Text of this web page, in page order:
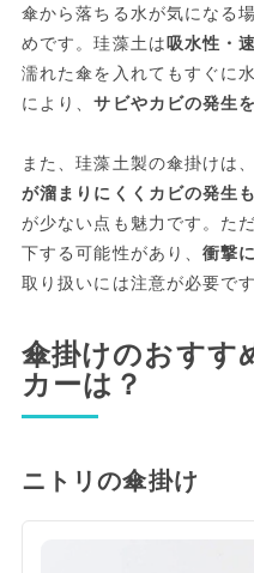
傘から落ちる水が気になる
めです。珪藻土は 吸水性・
濡れた傘を入れてもすぐに
により、サビやカビの発生
また、珪藻土製の傘掛けは
が溜まりにくくカビの発生
が少ない点も魅力です。た
下する可能性があり、衝撃
取り扱いには注意が必要です
傘掛けのおすす
カーは？
ニトリの傘掛け